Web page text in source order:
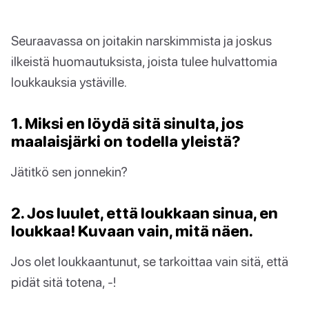
Seuraavassa on joitakin narskimmista ja joskus
ilkeistä huomautuksista, joista tulee hulvattomia
loukkauksia ystäville.
1. Miksi en löydä sitä sinulta, jos
maalaisjärki on todella yleistä?
Jätitkö sen jonnekin?
2. Jos luulet, että loukkaan sinua, en
loukkaa! Kuvaan vain, mitä näen.
Jos olet loukkaantunut, se tarkoittaa vain sitä, että
pidät sitä totena, -!